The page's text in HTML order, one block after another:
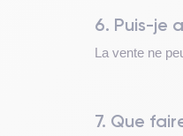
6. Puis-je
La vente ne
7. Que